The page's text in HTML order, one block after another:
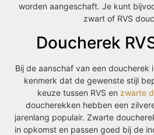
worden aangeschaft. Je kunt
zwart of RVS
Doucherek
Bij de aanschaf van een doucherek
kenmerk dat de gewenste stijl
keuze tussen RVS en zwarte
doucherekken hebben een
jarenlang populair. Zwarte
in opkomst en passen goed bij de